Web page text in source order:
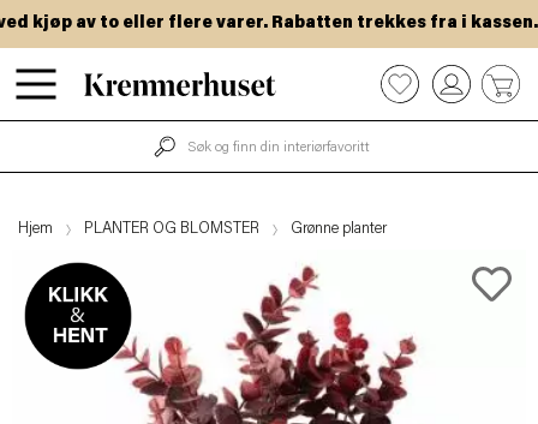
Hopp
til
kjøp av to eller flere varer. Rabatten trekkes fra i kassen.
0
Hjem PLANTER OG BLOMSTER Grønne planter